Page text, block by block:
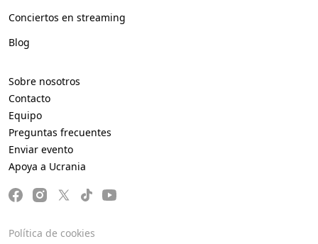
Conciertos en streaming
Blog
Sobre nosotros
Contacto
Equipo
Preguntas frecuentes
Enviar evento
Apoya a Ucrania
Política de cookies